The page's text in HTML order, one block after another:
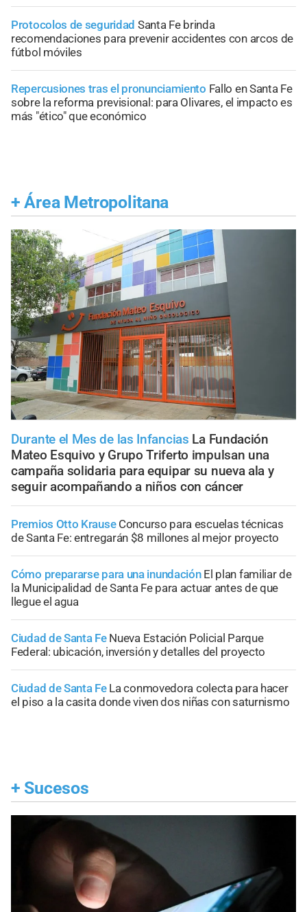
Protocolos de seguridad Santa Fe brinda
recomendaciones para prevenir accidentes con arcos de
fútbol móviles
Repercusiones tras el pronunciamiento Fallo en Santa Fe
sobre la reforma previsional: para Olivares, el impacto es
más "ético" que económico
+ Área Metropolitana
Durante el Mes de las Infancias La Fundación
Mateo Esquivo y Grupo Triferto impulsan una
campaña solidaria para equipar su nueva ala y
seguir acompañando a niños con cáncer
Premios Otto Krause Concurso para escuelas técnicas
de Santa Fe: entregarán $8 millones al mejor proyecto
Cómo prepararse para una inundación El plan familiar de
la Municipalidad de Santa Fe para actuar antes de que
llegue el agua
Ciudad de Santa Fe Nueva Estación Policial Parque
Federal: ubicación, inversión y detalles del proyecto
Ciudad de Santa Fe La conmovedora colecta para hacer
el piso a la casita donde viven dos niñas con saturnismo
+ Sucesos